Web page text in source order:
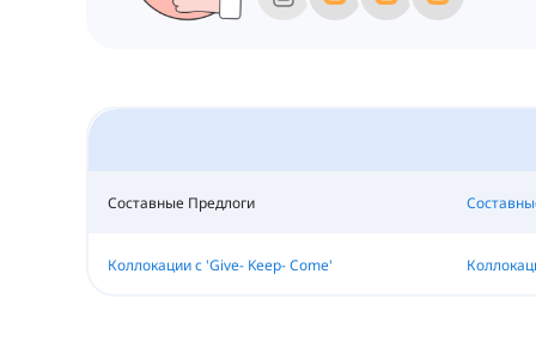
Составные Предлоги
Коллокации с 'Give- Keep- Come'